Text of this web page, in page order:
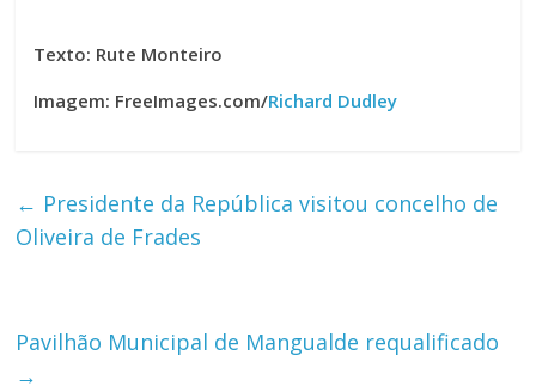
Texto: Rute Monteiro
Imagem: FreeImages.com/Richard Dudley
← Presidente da República visitou concelho de
Oliveira de Frades
Pavilhão Municipal de Mangualde requalificado
→